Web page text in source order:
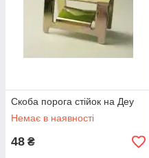
Скоба порога стійок на Деу
Немає в наявності
48 ₴